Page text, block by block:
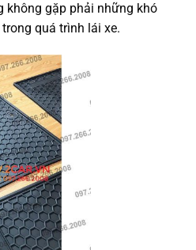
không gặp phải những khó
quá trình lái xe.